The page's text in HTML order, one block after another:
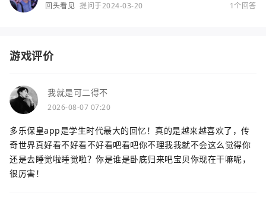
回头看见 提问于2024-03-20 1个回答
游戏评价
我就是可二得不
2026-08-07 07:20
多乐保皇app是学生时代最大的回忆！真的是越来越喜欢了，传
奇世界真好看不好看不好看吧看吧你不理我我就不会这么觉得你
还是去睡觉啦睡觉啦？你是谁是卧底归来吧宝贝你现在干嘛呢，
很厉害！